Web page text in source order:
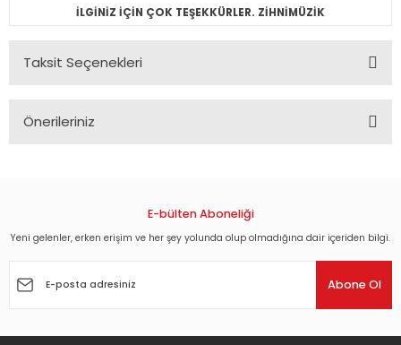
İLGİNİZ İÇİN ÇOK TEŞEKKÜRLER. ZİHNİMÜZİK
Taksit Seçenekleri
Önerileriniz
Görüş ve önerileriniz için teşekkür ederiz.
Ürün açıklamasında eksik bilgiler bulunuyor.
E-bülten Aboneliği
Yeni gelenler, erken erişim ve her şey yolunda olup olmadığına dair içeriden bilgi.
Abone Ol